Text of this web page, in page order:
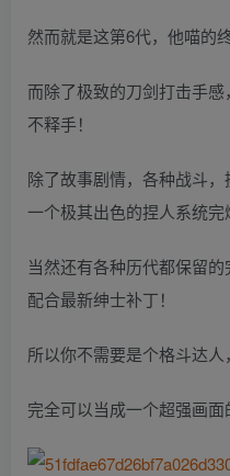
然而就是这第6代，他喵的
而除了极致的刀剑打击手
不释手！
除了故事剧情，各种战斗
一个极其出色的捏人系统完
当然还有各种历代都保留的
配合最新绅士补丁！
所以你不需要是个格斗达
完全可以当成一个超强画面